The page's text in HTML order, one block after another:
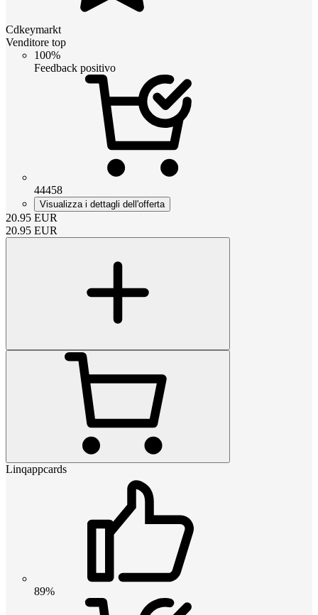
Cdkeymarkt
Venditore top
100%
Feedback positivo
44458
Visualizza i dettagli dell'offerta
20.95 EUR
20.95 EUR
Linqappcards
89%